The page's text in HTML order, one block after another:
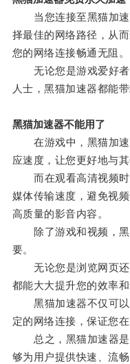
当您连接至黑猫加速
择最佳的网络路径，从
您的网络连接畅通无阻。
无论您是游戏爱好者
人士，黑猫加速器都能
黑猫加速器不能用了
在游戏中，黑猫加速
应速度，让您更好地与其
而在观看高清视频时
媒体传输速度，避免视
高质量的影音内容。
除了游戏和视频，黑
要。
无论您是浏览网页还
都能大大提升您的效率和
黑猫加速器不仅可以
定的网络连接，保证您
总之，黑猫加速器是
够为用户提供快速、流畅